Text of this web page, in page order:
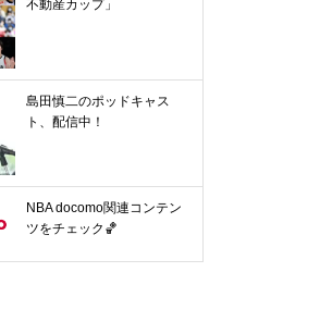
不動産カップ」
島田慎二のポッドキャス
ト、配信中！
NBA docomo関連コンテン
ツをチェック🏀